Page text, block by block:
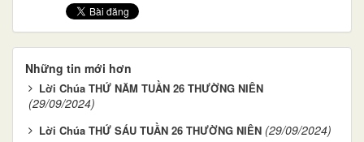
Những tin mới hơn
Lời Chúa THỨ NĂM TUẦN 26 THƯỜNG NIÊN
(29/09/2024)
Lời Chúa THỨ SÁU TUẦN 26 THƯỜNG NIÊN (29/09/2024)